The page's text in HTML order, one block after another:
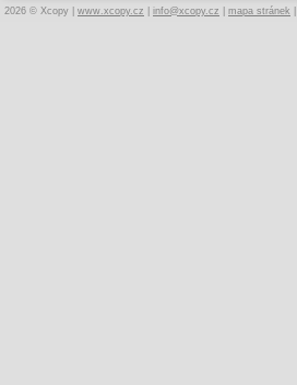
2026 © Xcopy | www.xcopy.cz info@xcopy.cz mapa stránek